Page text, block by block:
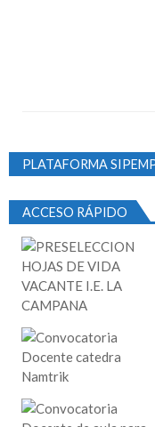
PLATAFORMA
ACCESO RÁPIDO